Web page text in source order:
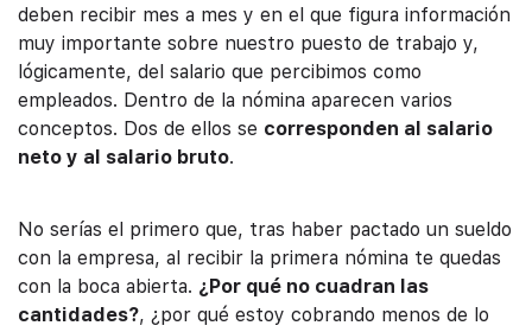
deben recibir mes a mes y en el que figura información
muy importante sobre nuestro puesto de trabajo y,
lógicamente, del salario que percibimos como
empleados. Dentro de la nómina aparecen varios
conceptos. Dos de ellos se corresponden al salario
neto y al salario bruto.
No serías el primero que, tras haber pactado un sueldo
con la empresa, al recibir la primera nómina te quedas
con la boca abierta. ¿Por qué no cuadran las
cantidades?, ¿por qué estoy cobrando menos de lo